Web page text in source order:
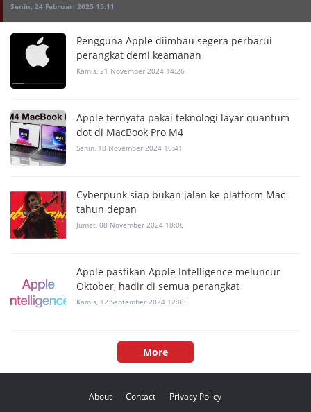
Senin, 24 Februari 2025 15:11
Pengguna Apple diimbau segera perbarui
perangkat demi keamanan
Kamis, 21 November 2024 14:26
Apple ternyata pakai teknologi layar quantum
dot di MacBook Pro M4
Senin, 18 November 2024 10:41
Cyberpunk siap bukan jalan ke platform Mac
tahun depan
Jumat, 08 November 2024 18:08
Apple pastikan Apple Intelligence meluncur
Oktober, hadir di semua perangkat
Kamis, 12 September 2024 12:06
More
About Contact
Privacy Policy